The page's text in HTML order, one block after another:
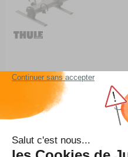
Porte-vélos soute camping-
car Veloslide
(6)
RG-1Q21316
A partir de :